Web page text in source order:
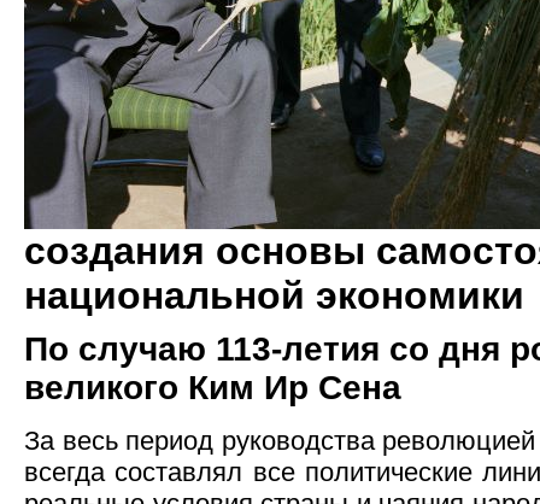
создания основы
национальной экономики
По случаю 113-летия со дня
великого Ким Ир Сена
За весь период руководства
всегда составлял все политические